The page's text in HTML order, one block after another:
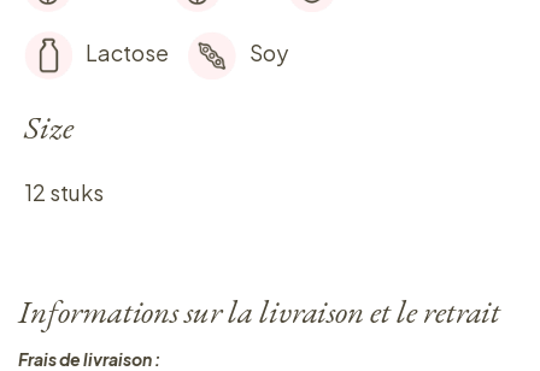
Lactose Soy
Size
12 stuks
Informations sur la livraison et le retrait
Frais de livraison :